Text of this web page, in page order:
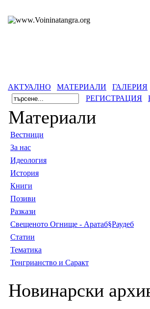
АКТУАЛНО МАТЕРИАЛИ ГАЛЕРИЯ
РЕГИСТРАЦИЯ
Материали
Вестници
За нас
Идеология
История
Книги
Позиви
Разкази
Свещеното Огнище - Аратаб§Раудеб
Статии
Тематика
Тенгрианство и Саракт
Новинарски